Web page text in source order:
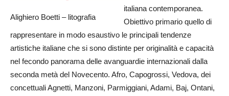
Alighiero Boetti – litografia
italiana contemporanea.
Obiettivo primario quello di
rappresentare in modo esaustivo le principali tendenze
artistiche italiane che si sono distinte per originalità e capacità
nel fecondo panorama delle avanguardie internazionali dalla
seconda metà del Novecento. Afro, Capogrossi, Vedova, dei
concettuali Agnetti, Manzoni, Parmiggiani, Adami, Baj, Ontani,